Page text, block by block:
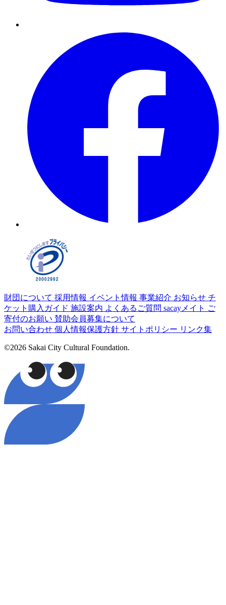
財団について 採用情報 イベント情報 事業紹介 お知らせ チ
ケット購入ガイド 施設案内 よくあるご質問 sacayメイト ご
寄付のお願い 賛助会員募集について
お問い合わせ 個人情報保護方針 サイトポリシー リンク集
©2026 Sakai City Cultural Foundation.